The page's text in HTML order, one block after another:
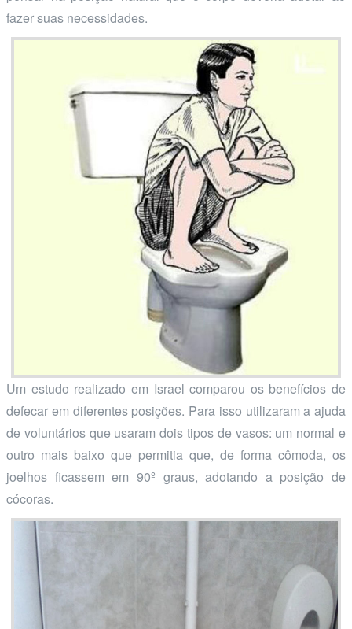
fazer suas necessidades.
Um estudo realizado em Israel comparou os benefícios de
defecar em diferentes posições. Para isso utilizaram a ajuda
de voluntários que usaram dois tipos de vasos: um normal e
outro mais baixo que permitia que, de forma cômoda, os
joelhos ficassem em 90º graus, adotando a posição de
cócoras.